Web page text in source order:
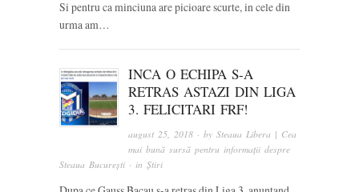
Si pentru ca minciuna are picioare scurte, in cele din
urma am…
INCA O ECHIPA S-A
RETRAS ASTAZI DIN LIGA
3. FELICITARI FRF!
august 25, 2018 · bySteaua Libera | Cea
mai bună sursă pentru informații despre
Steaua București · in Știri